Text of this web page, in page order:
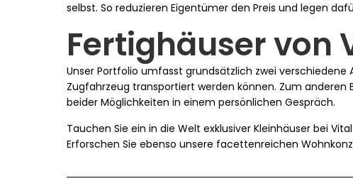
selbst. So reduzieren Eigentümer den Preis und legen
Fertighäuser von
Unser Portfolio umfasst grundsätzlich zwei
Zugfahrzeug transportiert werden können. Zum
beider Möglichkeiten in einem persönlichen Gespräch.
Tauchen Sie ein in die Welt exklusiver Kleinhäuser bei
Erforschen Sie ebenso unsere facettenreichen